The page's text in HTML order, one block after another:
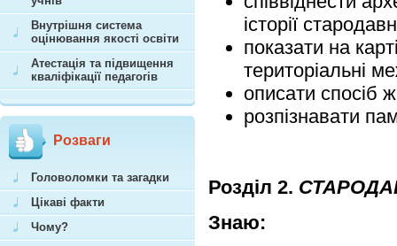
Внутрішня система
оцінювання якості освіти
Атестація та підвищення
кваліфікації педагогів
Розваги
Головоломки та загадки
Цікаві факти
Чому?
історії
показати на
територіальні
описати спосіб
розпізнавати
Розділ 2.
Знаю: